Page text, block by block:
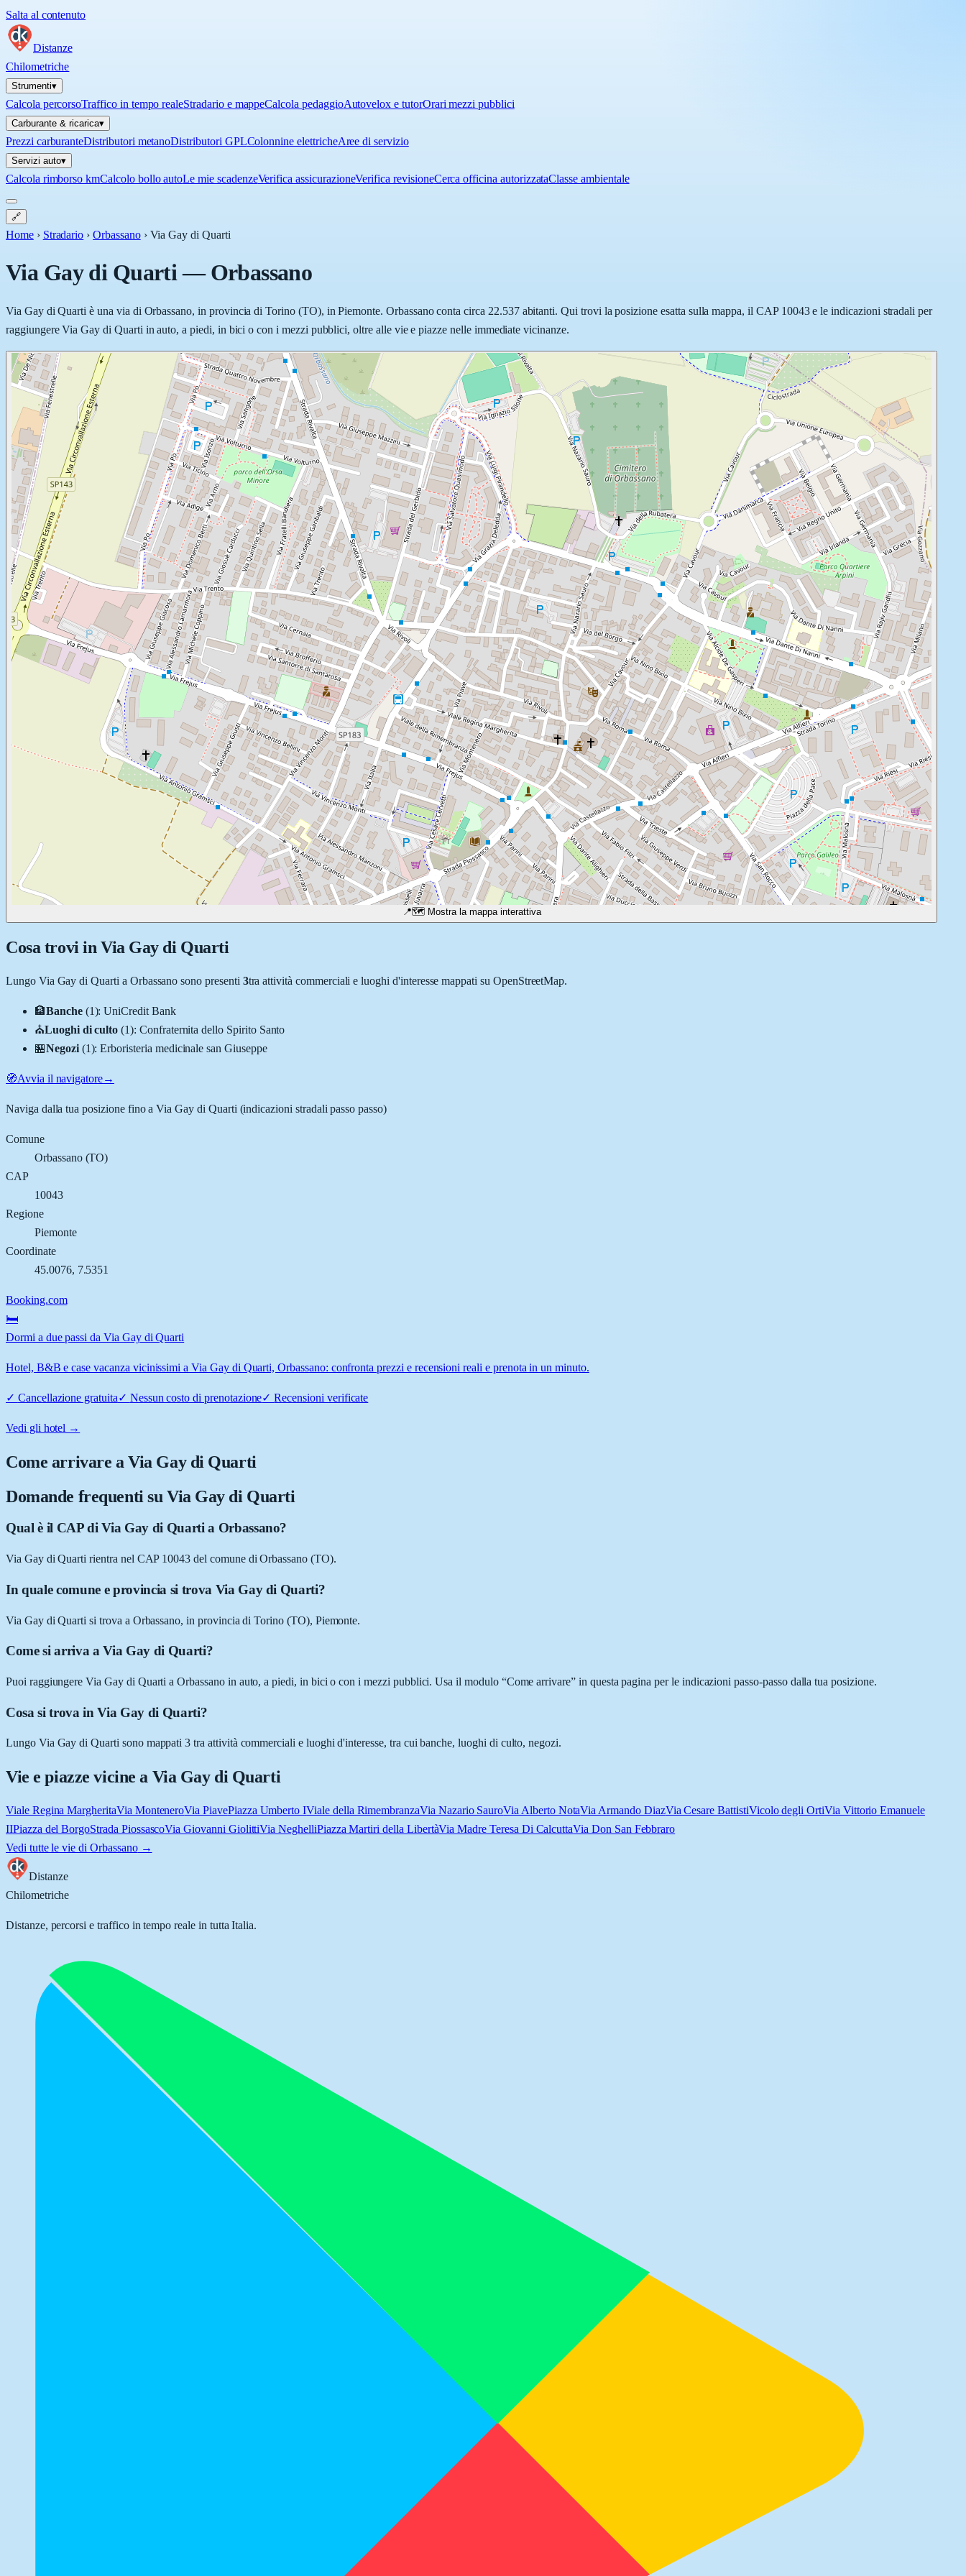
Salta al contenuto
Distanze
Chilometriche
Strumenti▾
Calcola percorsoTraffico in tempo realeStradario e mappeCalcola pedaggioAutovelox e tutorOrari mezzi pubblici
Carburante & ricarica▾
Prezzi carburanteDistributori metanoDistributori GPLColonnine elettricheAree di servizio
Servizi auto▾
Calcola rimborso kmCalcolo bollo autoLe mie scadenzeVerifica assicurazioneVerifica revisioneCerca officina autorizzataClasse ambientale
🔗
Home › Stradario › Orbassano › Via Gay di Quarti
Via Gay di Quarti—Orbassano
Via Gay di Quarti è una via di Orbassano, in provincia di Torino (TO), in Piemonte. Orbassano conta circa 22.537 abitanti. Qui trovi la posizione esatta sulla mappa, il CAP 10043 e le indicazioni stradali per
raggiungere Via Gay di Quarti in auto, a piedi, in bici o con i mezzi pubblici, oltre alle vie e piazze nelle immediate vicinanze.
📍🗺️ Mostra la mappa interattiva
Cosa trovi in Via Gay di Quarti
Lungo Via Gay di Quarti a Orbassano sono presenti 3tra attività commerciali e luoghi d'interesse mappati su OpenStreetMap.
🏦Banche (1):UniCredit Bank
⛪Luoghi di culto (1): Confraternita dello Spirito Santo
🏪Negozi (1):Erboristeria medicinale san Giuseppe
🧭Avvia il navigatore→
Naviga dalla tua posizione fino aVia Gay di Quarti (indicazioni stradali passo passo)
Comune
Orbassano(TO)
CAP
10043
Regione
Piemonte
Coordinate
45.0076, 7.5351
Booking.com
🛏️
Dormi a due passi da Via Gay di Quarti
Hotel, B&B e case vacanza vicinissimi a Via Gay di Quarti, Orbassano: confronta prezzi e recensioni reali e prenota in un minuto.
✓ Cancellazione gratuita✓ Nessun costo di prenotazione✓Recensioni verificate
Vedi gli hotel →
Come arrivare aVia Gay di Quarti
Domande frequenti su Via Gay di Quarti
Qual è il CAP di Via Gay di Quarti a Orbassano?
Via Gay di Quarti rientra nel CAP 10043 del comune di Orbassano (TO).
In quale comune e provincia si trova Via Gay di Quarti?
Via Gay di Quarti si trova a Orbassano, in provincia di Torino (TO), Piemonte.
Come si arriva a Via Gay di Quarti?
Puoi raggiungere Via Gay di Quarti a Orbassano in auto, a piedi, in bici o con i mezzi pubblici. Usa il modulo “Come arrivare” in questa pagina per le indicazioni passo-passo dalla tua posizione.
Cosa si trova in Via Gay di Quarti?
Lungo Via Gay di Quarti sono mappati 3 tra attività commerciali e luoghi d'interesse, tra cui banche, luoghi di culto, negozi.
Vie e piazze vicine a Via Gay di Quarti
Viale Regina MargheritaVia MonteneroVia PiavePiazza Umberto IViale della RimembranzaVia Nazario SauroVia Alberto NotaVia Armando DiazVia Cesare BattistiVicolo degli OrtiVia Vittorio Emanuele
IIPiazza del BorgoStrada PiossascoVia Giovanni GiolittiVia NeghelliPiazza Martiri della LibertàVia Madre Teresa Di CalcuttaVia Don San Febbraro
Vedi tutte le vie di Orbassano→
Distanze
Chilometriche
Distanze, percorsi e traffico in tempo reale in tutta Italia.